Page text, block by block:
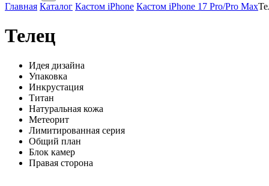
Главная Каталог Кастом iPhone Кастом iPhone 17 Pro/Pro Max
Телец
Идея дизайна
Упаковка
Инкрустация
Титан
Натуральная кожа
Метеорит
Лимитированная серия
Общий план
Блок камер
Правая сторона